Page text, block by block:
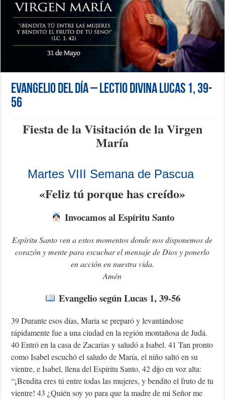
Evangelio del día – Lectio Divina Lucas 1, 39-
56
Fiesta de la Visitación de la Virgen
María
Martes VIII Semana de Pascua
«Feliz tú porque has creído»
Invocamos al Espíritu Santo
Espíritu Santo ven a estos momentos donde nos disponemos de
corazón y mente para escuchar el mensaje de Dios y ponerlo
en acción en nuestra vida.
Amén
Evangelio según Lucas 1, 39-56
39 Durante esos días, María se preparó y levantándose
rápidamente fue a una ciudad en la región montañosa de Judá.
40 Entró en la casa de Zacarías y saludó a Isabel. 41 Tan pronto
como Isabel escuchó el saludo de María, el niño saltó en su
vientre, e Isabel, llena del Espíritu Santo, 42 dijo en voz alta:
“¡Bendita eres tú entre todas las mujeres, y bendito el fruto de tu
vientre! 43 ¿Quién soy yo para que la madre de mi Señor me